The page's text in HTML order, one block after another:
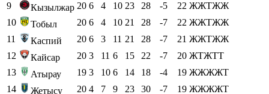
9
Кызылжар 20 6 4 10 23 28 -5 22 ЖЖТЖЖ
10
Тобыл 20 6 4 10 21 28 -7 22 ЖЖТЖЖ
11
Каспий 20 6 3 11 21 28 -7 21 ЖЖТЖЖ
12
Кайсар 20 3 11 6 15 22 -7 20 ЖТЖТТ
13
Атырау 19 3 10 6 14 18 -4 19 ЖЖЖЖТ
14
Жетысу 20 4 7 9 23 30 -7 19 ЖЖЖЖТ